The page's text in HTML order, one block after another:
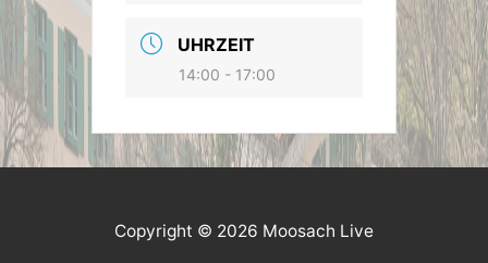
UHRZEIT
14:00 - 17:00
Copyright © 2026 Moosach Live